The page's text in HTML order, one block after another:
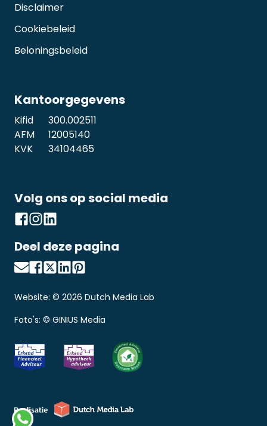
Disclaimer
Cookiebeleid
Beloningsbeleid
Kantoorgegevens
Kifid
300.002511
AFM
12005140
KVK
34104465
Volg ons op social media
Deel deze pagina
Website: © 2026 Dutch Media Lab
Foto's: © GINIUS Media